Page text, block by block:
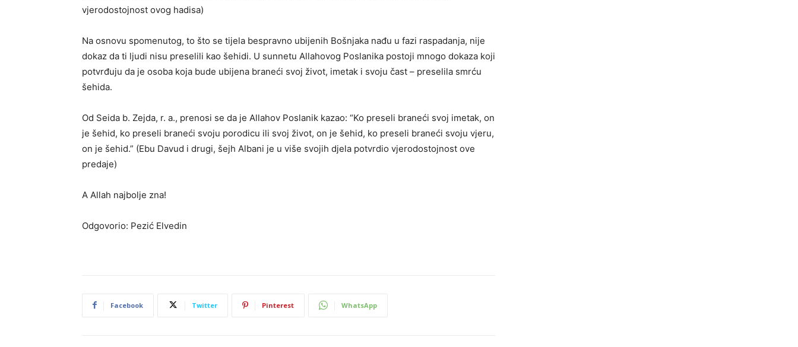
vjerodostojnost ovog hadisa)
Na osnovu spomenutog, to što se tijela bespravno ubijenih Bošnjaka nađu u fazi raspadanja, nije
dokaz da ti ljudi nisu preselili kao šehidi. U sunnetu Allahovog Poslanika postoji mnogo dokaza koji
potvrđuju da je osoba koja bude ubijena braneći svoj život, imetak i svoju čast – preselila smrću
šehida.
Od Seida b. Zejda, r. a., prenosi se da je Allahov Poslanik kazao: “Ko preseli braneći svoj imetak, on
je šehid, ko preseli braneći svoju porodicu ili svoj život, on je šehid, ko preseli braneći svoju vjeru,
on je šehid.” (Ebu Davud i drugi, šejh Albani je u više svojih djela potvrdio vjerodostojnost ove
predaje)
A Allah najbolje zna!
Odgovorio: Pezić Elvedin
Facebook Twitter Pinterest WhatsApp